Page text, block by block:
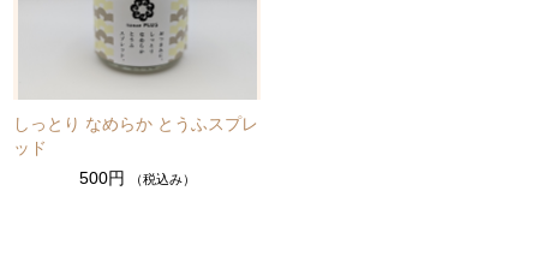
しっとり なめらか とうふスプレ
ッド
500円
（税込み）